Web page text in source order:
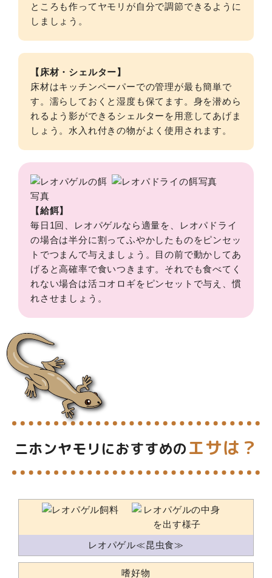
ところも作ってヤモリが自分で調節できるように
しましょう。
【床材・シェルター】
床材はキッチンペーパーでの管理が最も簡単で
す。濡らしておくと湿度も保てます。身を潜めら
れるよう影ができるシェルターを用意してあげま
しょう。水入れ付きの物がよく使用されます。
【給餌】
毎日1回、レオパゲルなら適量を、レオパドライ
の場合は半分に割ってふやかしたものをピンセッ
トでつまんで与えましょう。目の前で動かしてあ
げると高確率で食いつきます。それでも食べてく
れない場合は活コオロギをピンセットで与え、慣
れさせましょう。
ニホンヤモリにおすすめのエサは？
レオパゲル≪昆虫食≫
嗜好物